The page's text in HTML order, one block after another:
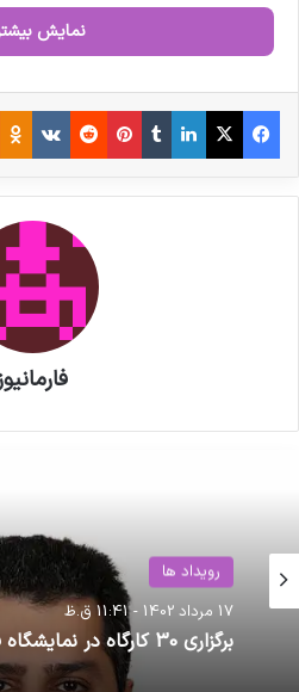
● در روزگار ما، داروسازی
تحولات علمی و
سال‌ها پایدار می‌نمود
مصنوعی، تحلیل داده و
که زمانی به گام‌های آرام
شتابِ زمانه پیوند زده‌اند.
نه راه‌بند، بلکه نشانه‌ای
نمی‌توان با معیارهای دیروز
رفت
مصاحبه
کنندگان مواد
نمایش
فیس بوک X لینکدین ‫تامبلر ‫پین‌ترست ‫رددیت ‫VKontakte
رویداد ها
17 مرداد 1402 - 11:41 ق.ظ
برگزاری 30 کارگاه در نمایشگاه فارمکس 2023